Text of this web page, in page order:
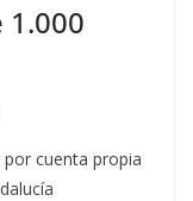
cuenta propia